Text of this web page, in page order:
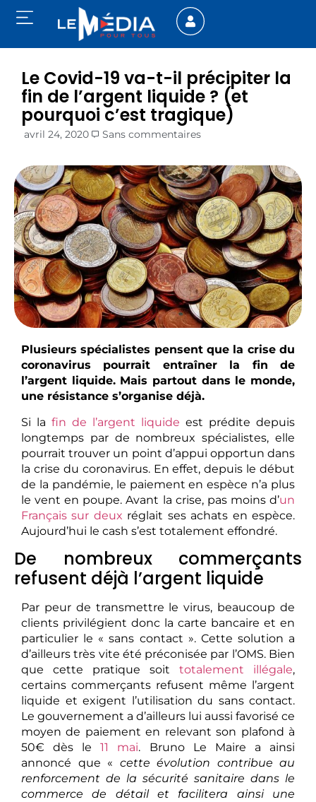
Le Covid-19 va-t-il précipiter la
fin de l’argent liquide ? (et
pourquoi c’est tragique)
avril 24, 2020 Sans commentaires
Plusieurs spécialistes pensent que la crise du
coronavirus pourrait entraîner la fin de
l’argent liquide. Mais partout dans le monde,
une résistance s’organise déjà.
Si la fin de l’argent liquide est prédite depuis
longtemps par de nombreux spécialistes, elle
pourrait trouver un point d’appui opportun dans
la crise du coronavirus. En effet, depuis le début
de la pandémie, le paiement en espèce n’a plus
le vent en poupe. Avant la crise, pas moins d’un
Français sur deux réglait ses achats en espèce.
Aujourd’hui le cash s’est totalement effondré.
De nombreux commerçants
refusent déjà l’argent liquide
Par peur de transmettre le virus, beaucoup de
clients privilégient donc la carte bancaire et en
particulier le « sans contact ». Cette solution a
d’ailleurs très vite été préconisée par l’OMS. Bien
que cette pratique soit totalement illégale,
certains commerçants refusent même l’argent
liquide et exigent l’utilisation du sans contact.
Le gouvernement a d’ailleurs lui aussi favorisé ce
moyen de paiement en relevant son plafond à
50€ dès le11 mai. Bruno Le Maire a ainsi
annoncé que « cette évolution contribue au
renforcement de la sécurité sanitaire dans le
commerce de détail et facilitera ainsi une